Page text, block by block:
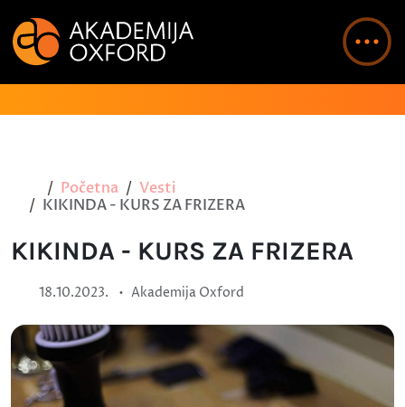
Početna
Vesti
KIKINDA - KURS ZA FRIZERA
KIKINDA - KURS ZA FRIZERA
18.10.2023. • Akademija Oxford